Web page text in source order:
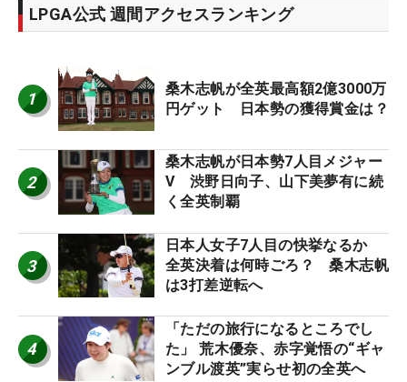
LPGA公式 週間アクセスランキング
1
桑木志帆が全英最高額2億3000万
円ゲット 日本勢の獲得賞金は？
2
桑木志帆が日本勢7人目メジャー
V 渋野日向子、山下美夢有に続
く全英制覇
3
日本人女子7人目の快挙なるか
全英決着は何時ごろ？ 桑木志帆
は3打差逆転へ
4
「ただの旅行になるところでし
た」 荒木優奈、赤字覚悟の“ギャ
ンブル渡英”実らせ初の全英へ